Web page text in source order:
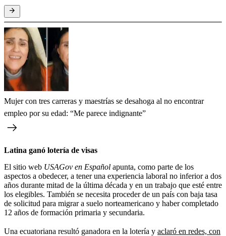
Mujer con tres carreras y maestrías se desahoga al no encontrar
empleo por su edad: “Me parece indignante”
Latina ganó lotería de visas
El sitio web USAGov en Español apunta, como parte de los
aspectos a obedecer, a tener una experiencia laboral no inferior a dos
años durante mitad de la última década y en un trabajo que esté entre
los elegibles. También se necesita proceder de un país con baja tasa
de solicitud para migrar a suelo norteamericano y haber completado
12 años de formación primaria y secundaria.
Una ecuatoriana resultó ganadora en la lotería y aclaró en redes, con